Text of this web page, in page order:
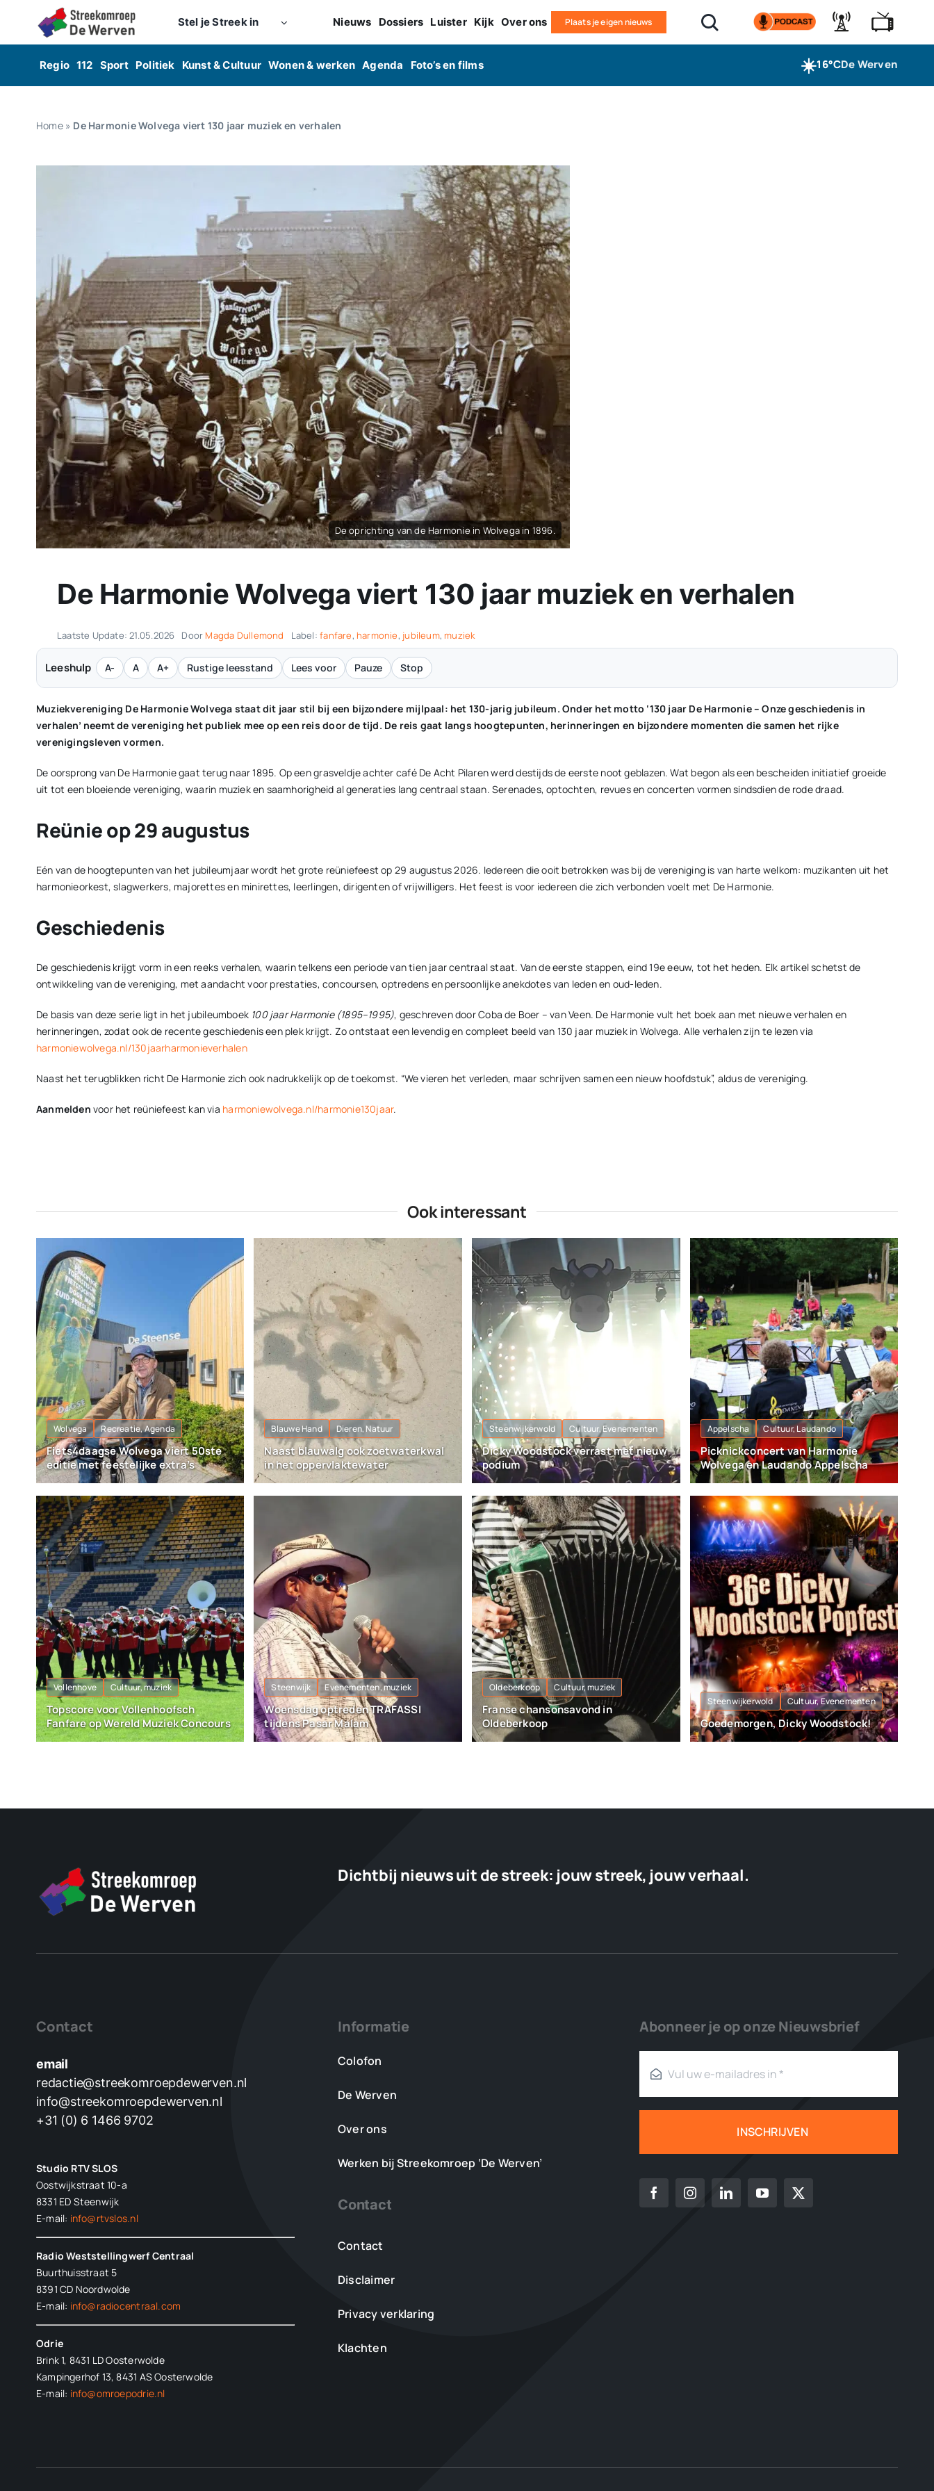
Stel je Streek in Nieuws Dossiers Luister Kijk Over ons Plaats je eigen nieuws
Regio 112 Sport Politiek Kunst & Cultuur Wonen & werken Agenda Foto’s en films ☀️16°CDe Werven
Home» De Harmonie Wolvega viert 130 jaar muziek en verhalen
De oprichting van de Harmonie in Wolvega in 1896.
De Harmonie Wolvega viert 130 jaar muziek en verhalen
Laatste Update: 21.05.2026 Door Magda Dullemond Label:fanfare, harmonie, jubileum, muziek
Leeshulp A- A A+ Rustige leesstand Lees voor Pauze Stop
Muziekvereniging De Harmonie Wolvega staat dit jaar stil bij een bijzondere mijlpaal: het 130-jarig jubileum. Onder het motto ‘130 jaar De Harmonie – Onze geschiedenis in
verhalen’ neemt de vereniging het publiek mee op een reis door de tijd. De reis gaat langs hoogtepunten, herinneringen en bijzondere momenten die samen het rijke
verenigingsleven vormen.
De oorsprong van De Harmonie gaat terug naar 1895. Op een grasveldje achter café De Acht Pilaren werd destijds de eerste noot geblazen. Wat begon als een bescheiden initiatief groeide
uit tot een bloeiende vereniging, waarin muziek en saamhorigheid al generaties lang centraal staan. Serenades, optochten, revues en concerten vormen sindsdien de rode draad.
Reünie op 29 augustus
Eén van de hoogtepunten van het jubileumjaar wordt het grote reüniefeest op 29 augustus 2026. Iedereen die ooit betrokken was bij de vereniging is van harte welkom: muzikanten uit het
harmonieorkest, slagwerkers, majorettes en minirettes, leerlingen, dirigenten of vrijwilligers. Het feest is voor iedereen die zich verbonden voelt met De Harmonie.
Geschiedenis
De geschiedenis krijgt vorm in een reeks verhalen, waarin telkens een periode van tien jaar centraal staat. Van de eerste stappen, eind 19e eeuw, tot het heden. Elk artikel schetst de
ontwikkeling van de vereniging, met aandacht voor prestaties, concoursen, optredens en persoonlijke anekdotes van leden en oud-leden.
De basis van deze serie ligt in het jubileumboek 100 jaar Harmonie (1895–1995), geschreven door Coba de Boer – van Veen. De Harmonie vult het boek aan met nieuwe verhalen en
herinneringen, zodat ook de recente geschiedenis een plek krijgt. Zo ontstaat een levendig en compleet beeld van 130 jaar muziek in Wolvega. Alle verhalen zijn te lezen via
harmoniewolvega.nl/130jaarharmonieverhalen
Naast het terugblikken richt De Harmonie zich ook nadrukkelijk op de toekomst. “We vieren het verleden, maar schrijven samen een nieuw hoofdstuk”, aldus de vereniging.
Aanmelden voor het reüniefeest kan via harmoniewolvega.nl/harmonie130jaar.
Ook interessant
Wolvega Recreatie, Agenda
Fiets4daagse Wolvega viert 50ste
editie met feestelijke extra’s
Blauwe Hand Dieren, Natuur
Naast blauwalg ook zoetwaterkwal
in het oppervlaktewater
Steenwijkerwold Cultuur, Evenementen
Dicky Woodstock verrast met nieuw
podium
Appelscha Cultuur, Laudando
Picknickconcert van Harmonie
Wolvega en Laudando Appelscha
Vollenhove Cultuur, muziek
Topscore voor Vollenhoofsch
Fanfare op Wereld Muziek Concours
Steenwijk Evenementen, muziek
Woensdag optreden TRAFASSI
tijdens Pasar Malam
Oldeberkoop Cultuur, muziek
Franse chansonsavond in
Oldeberkoop
Steenwijkerwold Cultuur, Evenementen
Goedemorgen, Dicky Woodstock!
Dichtbij nieuws uit de streek: jouw streek, jouw verhaal.
Contact
email
redactie@streekomroepdewerven.nl
info@streekomroepdewerven.nl
+31 (0) 6 1466 9702
Studio RTV SLOS
Oostwijkstraat 10-a
8331 ED Steenwijk
E-mail: info@rtvslos.nl
Radio Weststellingwerf Centraal
Buurthuisstraat 5
8391 CD Noordwolde
E-mail: info@radiocentraal.com
Odrie
Brink 1, 8431 LD Oosterwolde
Kampingerhof 13, 8431 AS Oosterwolde
E-mail: info@omroepodrie.nl
Informatie
Colofon
De Werven
Over ons
Werken bij Streekomroep ‘De Werven’
Contact
Contact
Disclaimer
Privacy verklaring
Klachten
Abonneer je op onze Nieuwsbrief
INSCHRIJVEN